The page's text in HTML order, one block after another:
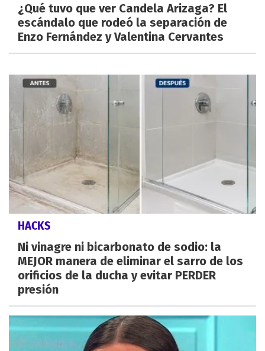
¿Qué tuvo que ver Candela Arizaga? El
escándalo que rodeó la separación de
Enzo Fernández y Valentina Cervantes
HACKS
Ni vinagre ni bicarbonato de sodio: la
MEJOR manera de eliminar el sarro de los
orificios de la ducha y evitar PERDER
presión